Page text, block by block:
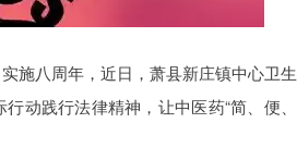
施八周年，近日，萧县新庄镇中心卫生
动践行法律精神，让中医药“简、便、